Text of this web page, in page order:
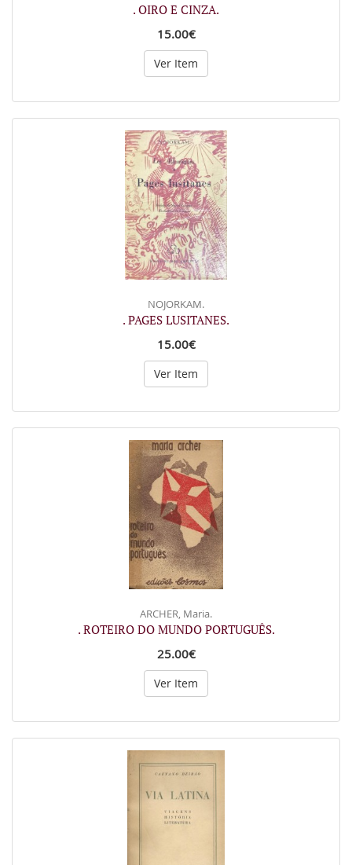
. OIRO E CINZA.
15.00€
Ver Item
NOJORKAM.
. PAGES LUSITANES.
15.00€
Ver Item
ARCHER, Maria.
. ROTEIRO DO MUNDO PORTUGUÊS.
25.00€
Ver Item